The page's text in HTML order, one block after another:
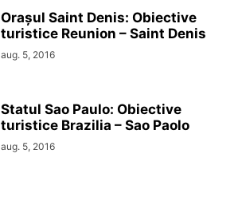
Orașul Saint Denis: Obiective
turistice Reunion – Saint Denis
aug. 5, 2016
Statul Sao Paulo: Obiective
turistice Brazilia – Sao Paolo
aug. 5, 2016